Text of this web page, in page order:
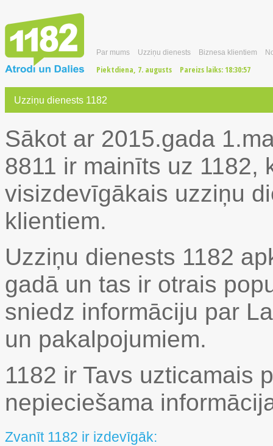
Par mums Uzziņu dienests Biznesa klientiem
Piektdiena, 7. augusts Pareizs laiks: 18:30:58
Uzziņu dienests 1182
Sākot ar 2015.gada
8811 ir mainīts uz 1182,
visizdevīgākais uzziņu
klientiem.
Uzziņu dienests 1182
gadā un tas ir otrais
sniedz informāciju par
un pakalpojumiem.
1182 ir Tavs uzticamais
nepieciešama
Zvanīt 1182 ir izdevīgāk: